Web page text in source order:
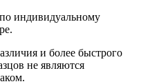
индивидуальному
и более быстрого
не являются